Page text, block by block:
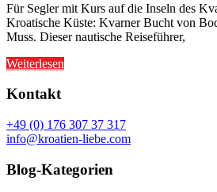
Für Segler mit Kurs auf die Inseln des
Kroatische Küste: Kvarner Bucht von
Muss. Dieser nautische Reiseführer,
Weiterlesen
Kontakt
+49 (0) 176 307 37 317
info@kroatien-liebe.com
Blog-Kategorien